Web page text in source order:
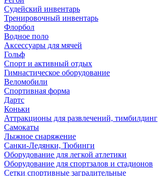
Судейский инвентарь
Тренировочный инвентарь
Флорбол
Водное поло
Аксессуары для мячей
Гольф
Спорт и активный отдых
Гимнастическое оборудование
Веломобили
Спортивная форма
Дартс
Коньки
Аттракционы для развлечений, тимбилдинг
Самокаты
Лыжное снаряжение
Санки-Ледянки, Тюбинги
Оборудование для легкой атлетики
Оборудование для спортзалов и стадионов
Сетки спортивные заградительные